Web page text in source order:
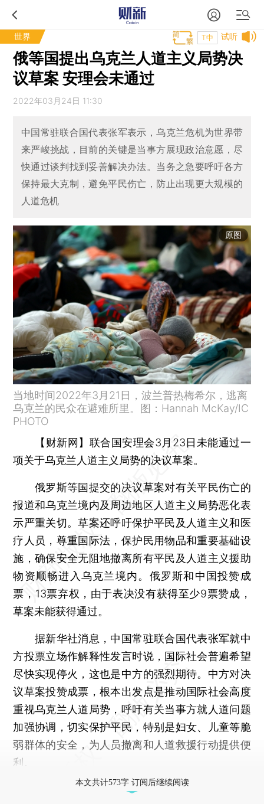
世界 试听
T中
俄等国提出乌克兰人道主义局势决
议草案 安理会未通过
2022年03月24日 11:30
中国常驻联合国代表张军表示，乌克兰危机为世界带
来严峻挑战，目前的关键是当事方展现政治意愿，尽
快通过谈判找到妥善解决办法。当务之急要呼吁各方
保持最大克制，避免平民伤亡，防止出现更大规模的
人道危机
原图
当地时间2022年3月21日，波兰普热梅希尔，逃离
乌克兰的民众在避难所里。图：Hannah McKay/IC
PHOTO
【财新网】 联合国安理会3月23日未能通过一
项关于乌克兰人道主义局势的决议草案。
俄罗斯等国提交的决议草案对有关平民伤亡的
报道和乌克兰境内及周边地区人道主义局势恶化表
示严重关切。草案还呼吁保护平民及人道主义和医
疗人员，尊重国际法，保护民用物品和重要基础设
施，确保安全无阻地撤离所有平民及人道主义援助
物资顺畅进入乌克兰境内。俄罗斯和中国投赞成
票，13票弃权，由于表决没有获得至少9票赞成，
草案未能获得通过。
据新华社消息，中国常驻联合国代表张军就中
方投票立场作解释性发言时说，国际社会普遍希望
尽快实现停火，这也是中方的强烈期待。中方对决
议草案投赞成票，根本出发点是推动国际社会高度
重视乌克兰人道局势，呼吁有关当事方就人道问题
加强协调，切实保护平民，特别是妇女、儿童等脆
弱群体的安全，为人员撤离和人道救援行动提供便
利。
本文共计573字 订阅后继续阅读